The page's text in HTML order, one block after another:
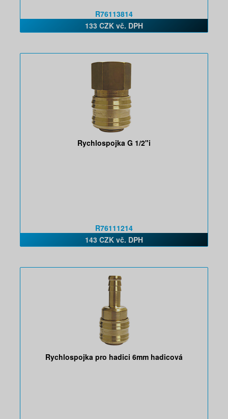
R76113814
133 CZK vč. DPH
Rychlospojka G 1/2"i
R76111214
143 CZK vč. DPH
Rychlospojka pro hadici 6mm hadicová